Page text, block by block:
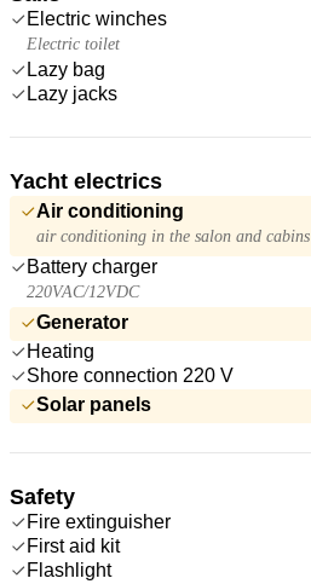
Electric winches
Electric toilet
Lazy bag
Lazy jacks
Yacht electrics
Air conditioning
air conditioning in the salon and cabins
Battery charger
220VAC/12VDC
Generator
Heating
Shore connection 220 V
Solar panels
Safety
Fire extinguisher
First aid kit
Flashlight